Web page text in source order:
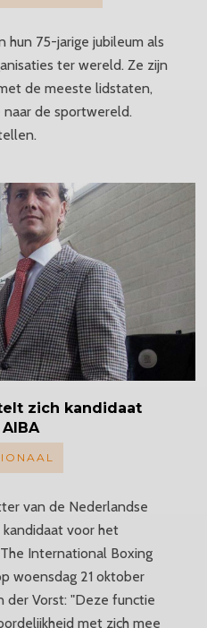
hun 75-jarige jubileum als
ter wereld. Ze zijn
de meeste lidstaten,
de sportwereld.
zich kandidaat
AIBA
van de Nederlandse
voor het
International Boxing
woensdag 21 oktober
der Vorst: "Deze functie
met zich mee